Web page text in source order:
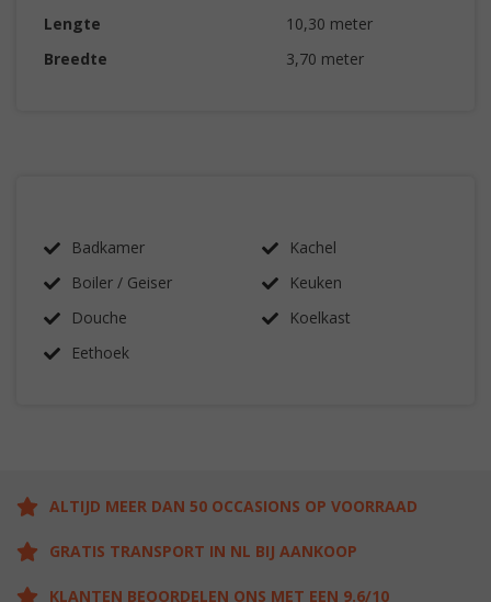
Lengte
10,30 meter
Breedte
3,70 meter
Badkamer
Boiler / Geiser
Douche
Eethoek
Kachel
Keuken
Koelkast
ALTIJD MEER DAN 50 OCCASIONS OP VOORRAAD
GRATIS TRANSPORT IN NL BIJ AANKOOP
KLANTEN BEOORDELEN ONS MET EEN 9.6/10